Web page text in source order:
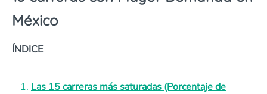
México
ÍNDICE
Las 15 carreras más saturadas (Porcentaje de